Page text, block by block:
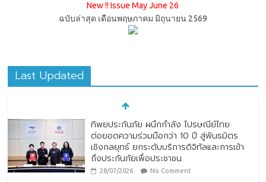
New !! Issue May June 26
ฉบับล่าสุด เดือนพฤษภาคม มิถุนายน 2569
Last Updated
ทิพยประกันภัย ผนึกกำลัง ไปรษณีย์ไทย
ต่อยอดความร่วมมือกว่า 10 ปี สู่พันธมิตร
เชิงกลยุทธ์ ยกระดับบริการดิจิทัลและการเข้า
ถึงประกันภัยเพื่อประชาชน
28/07/2026 No Comment